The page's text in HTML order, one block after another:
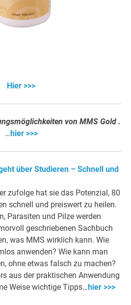
Hier >>>
von MMS Gold .
…hier >>>
über Studieren – Schnell und
zufolge hat sie das Potenzial, 80
schnell und preiswert zu heilen.
Parasiten und Pilze werden
geschriebenen Sachbuch
was MMS wirklich kann. Wie
anwenden? Wie kann man
ohne etwas falsch zu machen?
aus der praktischen Anwendung
Weise wichtige Tipps…hier >>>